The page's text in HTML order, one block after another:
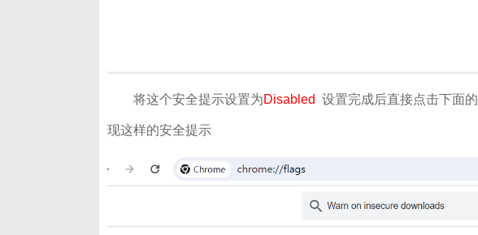
将这个安全提示设置为Disabled 设置完成后直接点击下面的
现这样的安全提示